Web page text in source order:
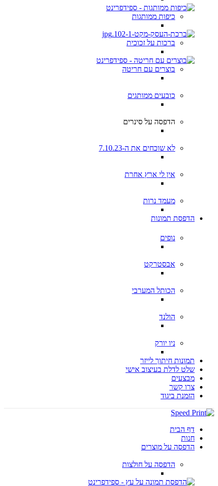
כיפות ממותגות
ברכות על זכוכית
בוצרים עם חריטה
כובעים ממותגים
הדפסה על סינרים
לא שוכחים את ה-7.10.23
אין לי ארץ אחרת
מעמד נרות
הדפסת תמונות
נופים
אבסטרקט
הכותל המערבי
הולנד
ניו יורק
תמונות חיתוך לייזר
שלט לדלת בעיצוב אישי
מבצעים
צרו קשר
הזמנת ביגוד
דף הבית
חנות
הדפסה על מוצרים
הדפסה על חולצות